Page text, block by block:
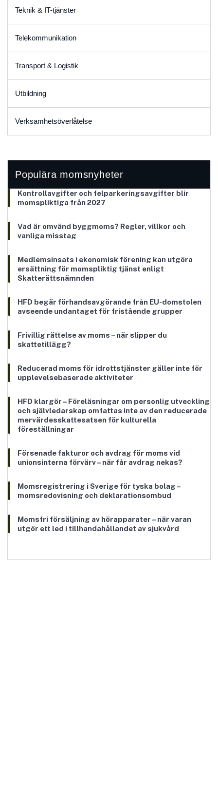
Teknik & IT-tjänster
Telekommunikation
Transport & Logistik
Utbildning
Verksamhetsöverlåtelse
Populära momsnyheter
Kontrollavgifter och felparkeringsavgifter blir
momspliktiga från 2027
Vad är omvänd byggmoms? Regler, villkor och
vanliga misstag
Medlemsinsats i ekonomisk förening kan utgöra
ersättning för momspliktig tjänst enligt
Skatterättsnämnden
HFD begär förhandsavgörande från EU-domstolen
avseende undantaget för fristående grupper
Frivillig rättelse av moms – när slipper du
skattetillägg?
Reducerad moms för idrottstjänster gäller inte för
upplevelsebaserade aktiviteter
HFD klargör – Föreläsningar om personlig utveckling
och självledarskap omfattas inte av den reducerade
mervärdesskattesatsen för kulturella
föreställningar
Försenade fakturor och avdrag för moms vid
unionsinterna förvärv – när får avdrag nekas?
Momsregistrering i Sverige för tyska bolag –
momsredovisning och deklarationsombud
Momsfri försäljning av hörapparater – när varan
utgör ett led i tillhandahållandet av sjukvård